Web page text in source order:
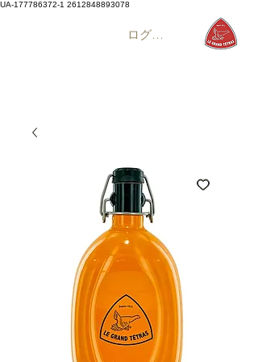
UA-177786372-1 2612848893078
ログイン